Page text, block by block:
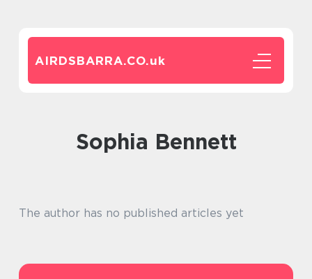
AIRDSBARRA.CO.uk
Sophia Bennett
The author has no published articles yet